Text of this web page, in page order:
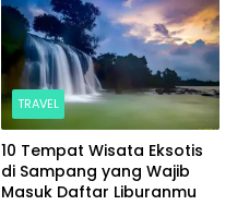
TRAVEL
10 Tempat Wisata Eksotis
di Sampang yang Wajib
Masuk Daftar Liburanmu